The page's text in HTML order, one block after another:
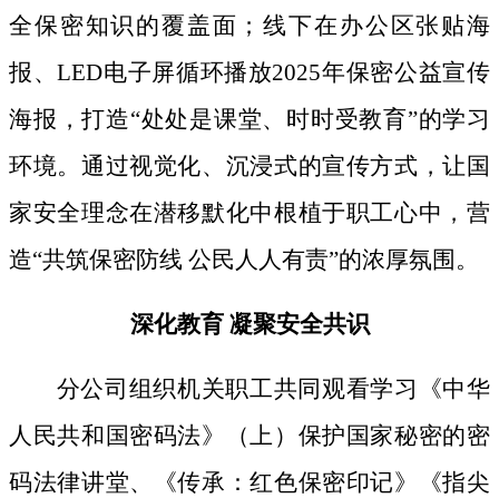
全保密知识的覆盖面；线下在办公区张贴海
报、LED电子屏循环播放2025年保密公益宣传
海报，打造“处处是课堂、时时受教育”的学习
环境。通过视觉化、沉浸式的宣传方式，让国
家安全理念在潜移默化中根植于职工心中，营
造“共筑保密防线 公民人人有责”的浓厚氛围。
深化教育凝聚安全共识
分公司组织机关职工共同观看学习《中华
人民共和国密码法》
（上）保护国家秘密的密
码法律讲堂、
《传承：红色保密印记》《指尖